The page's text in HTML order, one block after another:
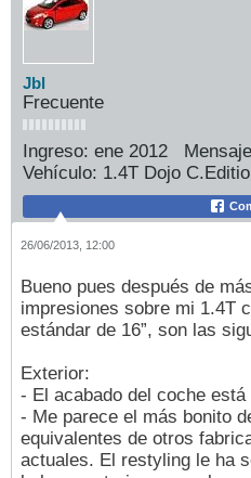
Jbl
Frecuente
Ingreso: ene 2012
Vehículo: 1.4T Dojo
26/06/2013, 12:00
Bueno pues después de
impresiones sobre mi 1.4T
estándar de 16”, son las
Exterior:
- El acabado del coche está
- Me parece el más bonito
equivalentes de otros
actuales. El restyling le ha